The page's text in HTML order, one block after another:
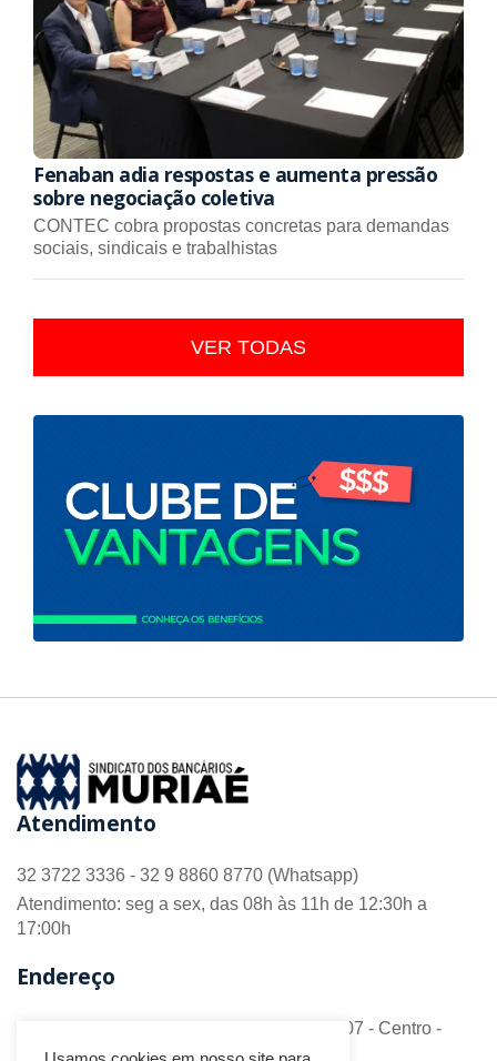
Fenaban adia respostas e aumenta pressão
sobre negociação coletiva
CONTEC cobra propostas concretas para demandas
sociais, sindicais e trabalhistas
VER TODAS
Atendimento
32 3722 3336 - 32 9 8860 8770 (Whatsapp)
Atendimento: seg a sex, das 08h às 11h de 12:30h a
17:00h
Endereço
R. Barão do Monte Alto nº 70 - Sala 306/307 - Centro -
CEP 36.880-018 - Muriaé/MG